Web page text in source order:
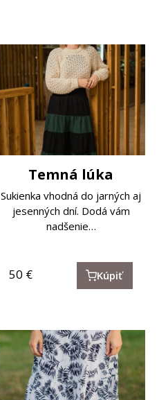
Temná lúka
Sukienka vhodná do jarných aj
jesenných dní. Dodá vám
nadšenie…
50 € Kúpiť